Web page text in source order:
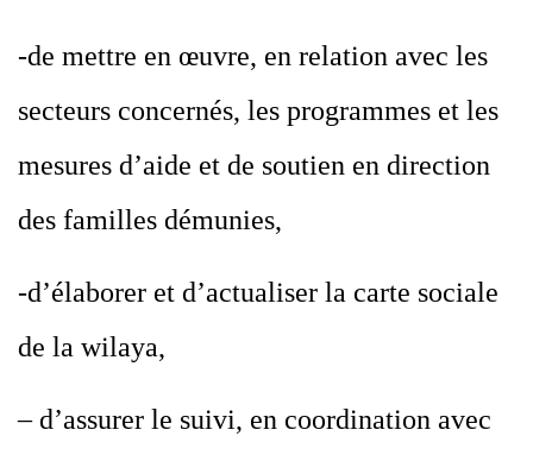
-de mettre en œuvre, en relation avec les
secteurs concernés, les programmes et les
mesures d’aide et de soutien en direction
des familles démunies,
-d’élaborer et d’actualiser la carte sociale
de la wilaya,
– d’assurer le suivi, en coordination avec